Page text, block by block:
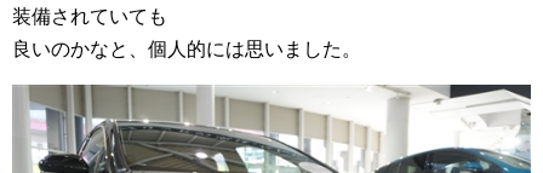
装備されていても
良いのかなと、個人的には思いました。